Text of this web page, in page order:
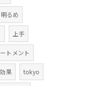
明るめ
上手
トメント
効果 tokyo